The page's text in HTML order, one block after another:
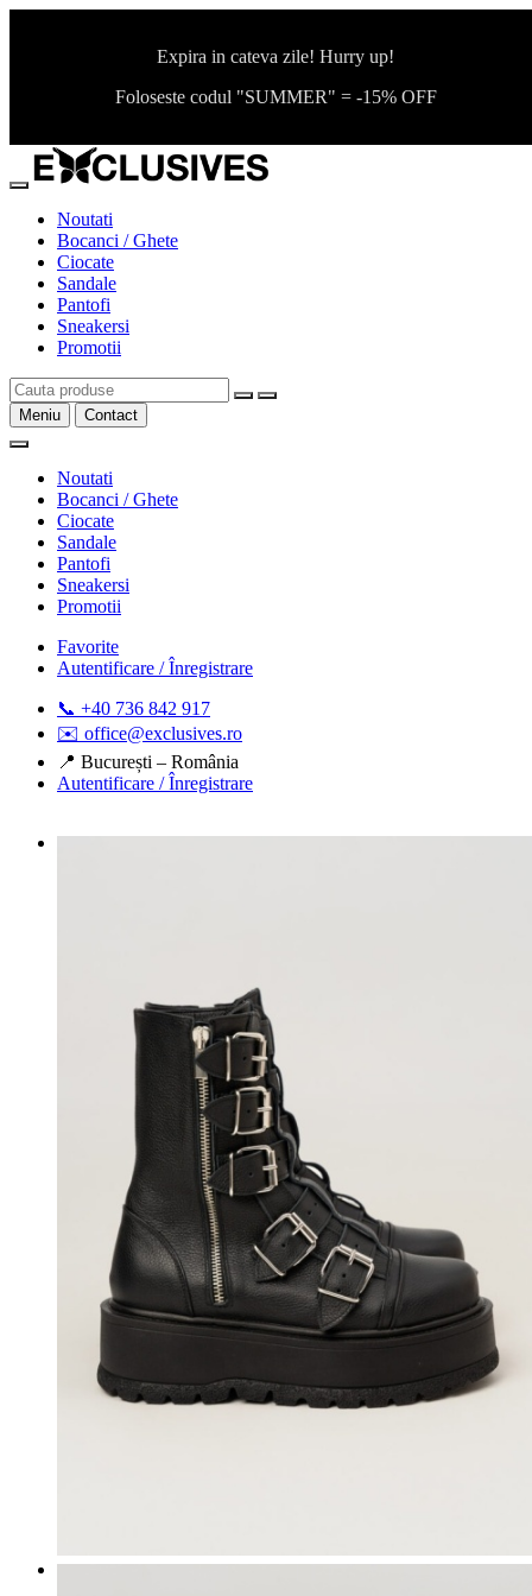
Expira in cateva zile! Hurry up!
Foloseste codul "SUMMER" = -15% OFF
Noutati
Bocanci / Ghete
Ciocate
Sandale
Pantofi
Sneakersi
Promotii
Meniu Contact
Noutati
Bocanci / Ghete
Ciocate
Sandale
Pantofi
Sneakersi
Promotii
Favorite
Autentificare / Înregistrare
📞 +40 736 842 917
✉️ office@exclusives.ro
📍 București – România
Autentificare / Înregistrare